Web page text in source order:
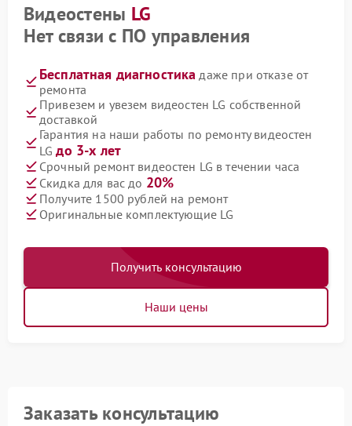
Видеостены LG
Нет связи с ПО управления
Бесплатная диагностика даже при отказе от
ремонта
Привезем и увезем видеостен LG собственной
доставкой
Гарантия на наши работы по ремонту видеостен
LGдо 3-х лет
Срочный ремонт видеостен LG в течении часа
Скидка для вас до 20%
Получите 1500 рублей на ремонт
Оригинальные комплектующие LG
Получить консультацию
Наши цены
Заказать консультацию